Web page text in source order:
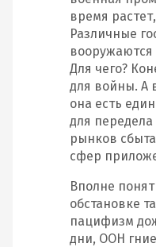
время
Различные
Для чего?
для войны. А
она есть
для
рынков
сфер
Вполне
обстановке
пацифизм
дни, ООН